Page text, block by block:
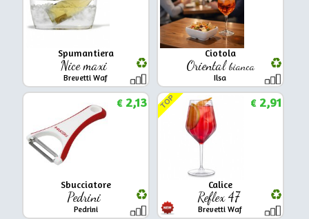
Spumantiera
Nice maxi
Brevetti Waf
Ciotola
Orientalbianca
Ilsa
Sbucciatore
Pedrini
Pedrini
€2,13
Calice
Reflex 47
Brevetti Waf
TOP €2,91